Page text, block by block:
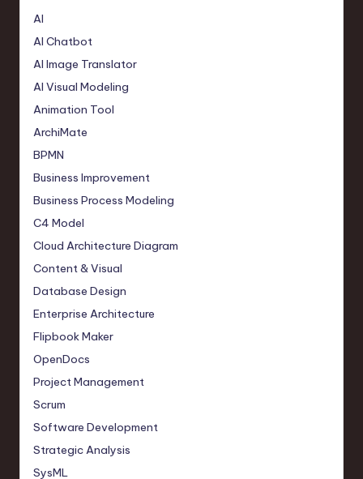
AI
AI Chatbot
AI Image Translator
AI Visual Modeling
Animation Tool
ArchiMate
BPMN
Business Improvement
Business Process Modeling
C4 Model
Cloud Architecture Diagram
Content & Visual
Database Design
Enterprise Architecture
Flipbook Maker
OpenDocs
Project Management
Scrum
Software Development
Strategic Analysis
SysML